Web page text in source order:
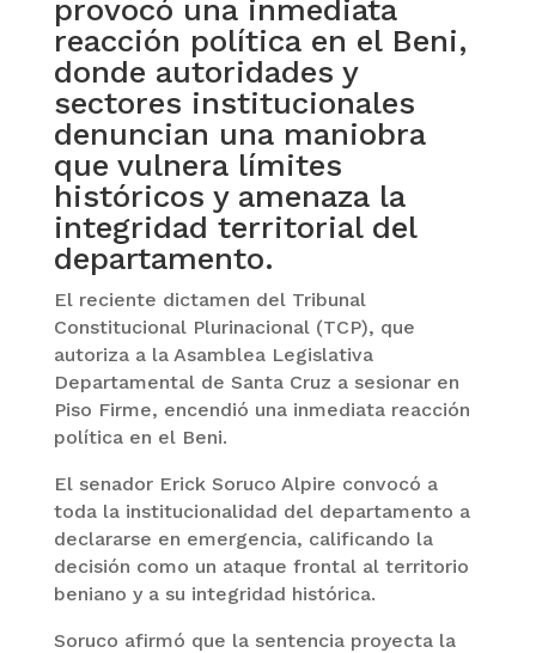
provocó una inmediata
reacción política en el Beni,
donde autoridades y
sectores institucionales
denuncian una maniobra
que vulnera límites
históricos y amenaza la
integridad territorial del
departamento.
El reciente dictamen del Tribunal
Constitucional Plurinacional (TCP), que
autoriza a la Asamblea Legislativa
Departamental de Santa Cruz a sesionar en
Piso Firme, encendió una inmediata reacción
política en el Beni.
El senador Erick Soruco Alpire convocó a
toda la institucionalidad del departamento a
declararse en emergencia, calificando la
decisión como un ataque frontal al territorio
beniano y a su integridad histórica.
Soruco afirmó que la sentencia proyecta la